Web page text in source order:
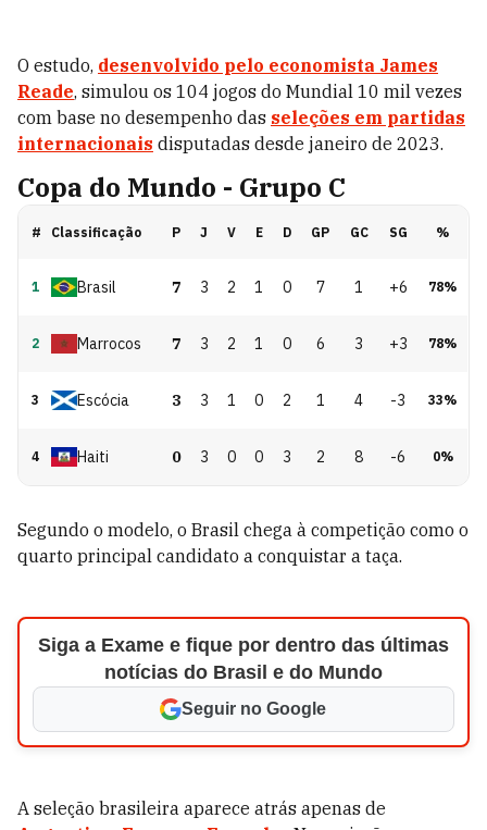
O estudo, desenvolvido pelo economista James
Reade, simulou os 104 jogos do Mundial 10 mil vezes
com base no desempenho das seleções em partidas
internacionais disputadas desde janeiro de 2023.
Copa do Mundo - Grupo C
# Classificação P J V E D GP GC SG %
1 Brasil 7 3 2 1 0 7 1 +6 78%
2 Marrocos 7 3 2 1 0 6 3 +3 78%
3 Escócia 3 3 1 0 2 1 4 -3 33%
4 Haiti 0 3 0 0 3 2 8 -6 0%
Segundo o modelo, o Brasil chega à competição como o
quarto principal candidato a conquistar a taça.
Siga a Exame e fique por dentro das últimas
notícias do Brasil e do Mundo
Seguir no Google
A seleção brasileira aparece atrás apenas de